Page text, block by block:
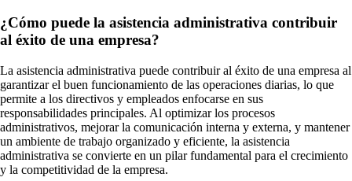
¿Cómo puede la asistencia administrativa contribuir
al éxito de una empresa?
La asistencia administrativa puede contribuir al éxito de una empresa al
garantizar el buen funcionamiento de las operaciones diarias, lo que
permite a los directivos y empleados enfocarse en sus
responsabilidades principales. Al optimizar los procesos
administrativos, mejorar la comunicación interna y externa, y mantener
un ambiente de trabajo organizado y eficiente, la asistencia
administrativa se convierte en un pilar fundamental para el crecimiento
y la competitividad de la empresa.